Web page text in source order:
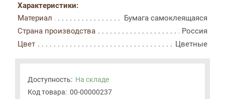
Характеристики:
Материал
Бумага самоклеящаяся
Страна производства
Россия
Цвет
Цветные
Доступность: На складе
Код товара: 00-00000237